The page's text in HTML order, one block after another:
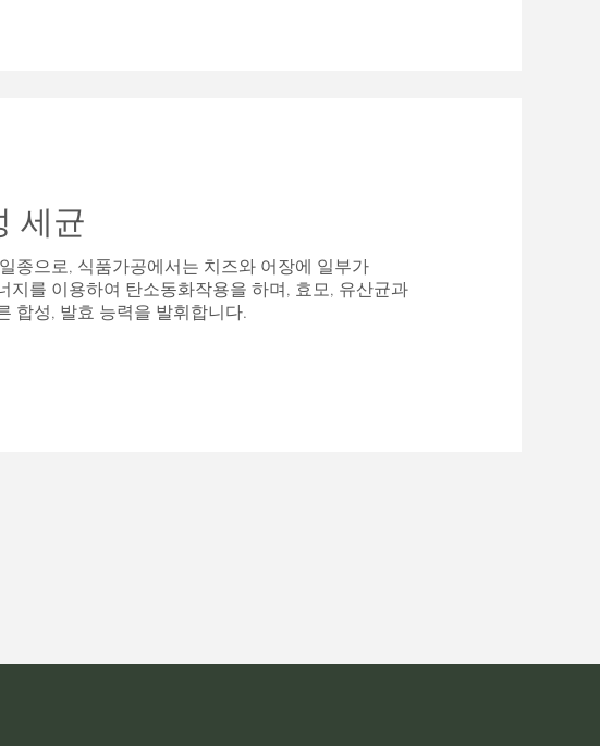
세균
종으로, 식품가공에서는 치즈와 어장에 일부가
지를 이용하여 탄소동화작용을 하며, 효모, 유산균과
합성, 발효 능력을 발휘합니다.